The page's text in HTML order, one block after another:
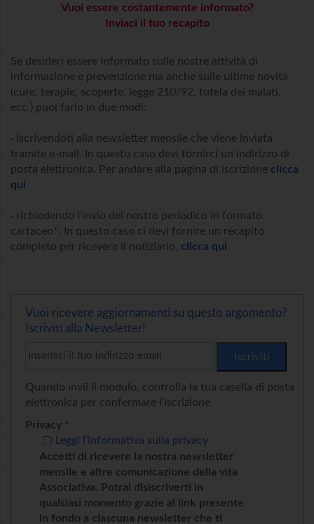
Vuoi essere costantemente informato?
Inviaci il tuo recapito
Se desideri essere informato sulle nostre attività di
informazione e prevenzione ma anche sulle ultime novità
(cure, terapie, scoperte, legge 210/92, tutela dei malati,
ecc.) puoi farlo in due modi:
· iscrivendoti alla newsletter mensile che viene inviata
tramite e-mail. In questo caso devi fornirci un indirizzo di
posta elettronica. Per andare alla pagina di iscrizione clicca
qui
· richiedendo l'invio del nostro periodico in formato
cartaceo*. In questo caso ci devi fornire un recapito
completo per ricevere il notiziario, clicca qui
Vuoi ricevere aggiornamenti su questo argomento?
Iscriviti alla Newsletter!
Quando invii il modulo, controlla la tua casella di posta
elettronica per confermare l’iscrizione
Privacy *
Accetti di ricevere la nostra newsletter
mensile e altre comunicazione della vita
Associativa. Potrai disiscriverti in
qualsiasi momento grazie al link presente
in fondo a ciascuna newsletter che ti
Leggi l’informativa sulla privacy